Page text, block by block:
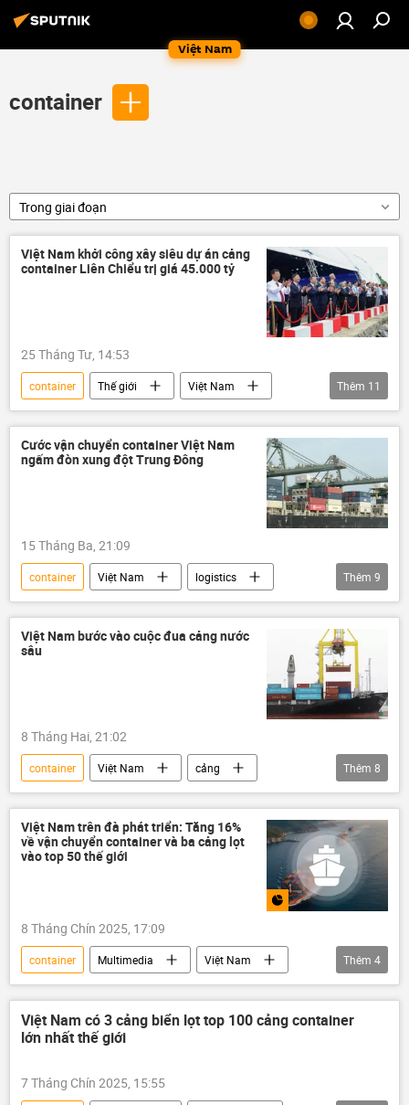
Việt Nam
container
Trong giai đoạn
Việt Nam khởi công xây siêu dự án cảng
container Liên Chiểu trị giá 45.000 tỷ
25 Tháng Tư, 14:53
container Thế giới
Việt Nam
Kinh tế
AI
cảng
Cảng biển
Ngân hàng Nhà nước
Ngân hàng Nhà nước VN
Thêm 11
Cước vận chuyển container Việt Nam
ngấm đòn xung đột Trung Đông
15 Tháng Ba, 21:09
container Việt Nam
logistics
Thế giới
Trung Đông
eo biển Hormuz
Iran
Hoa Kỳ
Israel
Thêm 9
Việt Nam bước vào cuộc đua cảng nước
sâu
8 Tháng Hai, 21:02
container Việt Nam
cảng
Cảng biển
logistics
Kinh tế
Châu Á
Kinh doanh
thương mại
Thành phố Hồ Chí Minh
hàng hóa
Thêm 8
Việt Nam trên đà phát triển: Tăng 16%
về vận chuyển container và ba cảng lọt
vào top 50 thế giới
8 Tháng Chín 2025, 17:09
container Multimedia
Việt Nam
cảng
Thế giới
Infographics
Kinh tế
Thêm 4
Việt Nam có 3 cảng biển lọt top 100 cảng container
lớn nhất thế giới
7 Tháng Chín 2025, 15:55